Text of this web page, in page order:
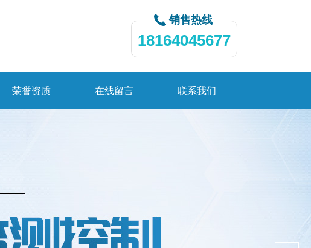
销售热线
18164045677
荣誉资质 在线留言 联系我们